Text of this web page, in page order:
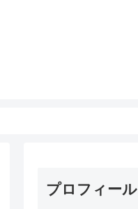
プロフィール